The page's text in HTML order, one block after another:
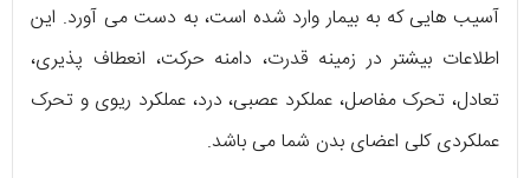
آسیب هایی که به بیمار وارد شده است، به دست می آورد. این
اطلاعات بیشتر در زمینه قدرت، دامنه حرکت، انعطاف پذیری،
تعادل، تحرک مفاصل، عملکرد عصبی، درد، عملکرد ریوی و تحرک
عملکردی کلی اعضای بدن شما می باشد.